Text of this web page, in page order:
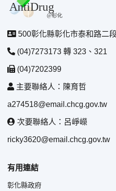
500彰化縣彰化市泰和路二
(04)7273173 轉 323、321
(04)7202399
主要聯絡人：陳育哲
a274518@email.chcg.gov.tw
次要聯絡人：呂崢嶸
ricky3620@email.chcg.gov.tw
有用連結
彰化縣政府